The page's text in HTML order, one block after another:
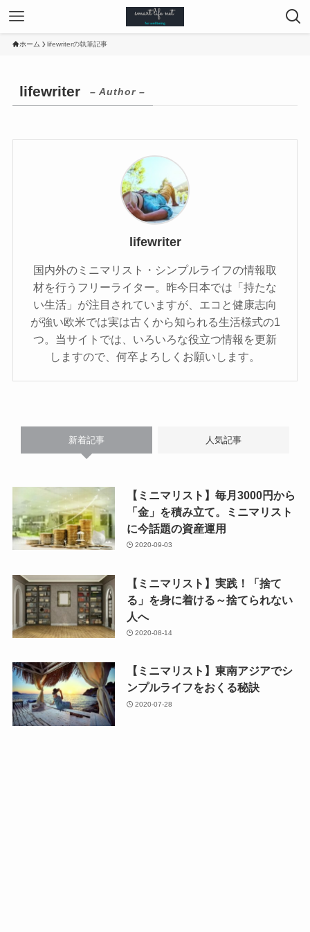
ホーム lifewriterの執筆記事
lifewriter – Author –
lifewriter
国内外のミニマリスト・シンプルライフの情報取
材を行うフリーライター。昨今日本では「持たな
い生活」が注目されていますが、エコと健康志向
が強い欧米では実は古くから知られる生活様式の1
つ。当サイトでは、いろいろな役立つ情報を更新
しますので、何卒よろしくお願いします。
新着記事 人気記事
【ミニマリスト】毎月3000円から
「金」を積み立て。ミニマリスト
に今話題の資産運用
2020-09-03
【ミニマリスト】実践！「捨て
る」を身に着ける～捨てられない
人へ
2020-08-14
【ミニマリスト】東南アジアでシ
ンプルライフをおくる秘訣
2020-07-28